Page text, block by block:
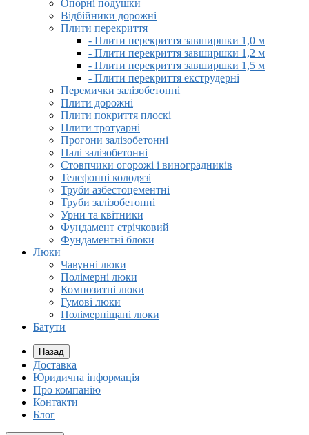
Опорні подушки
Відбійники дорожні
Плити перекриття
- Плити перекриття завширшки 1,0 м
- Плити перекриття завширшки 1,2 м
- Плити перекриття завширшки 1,5 м
- Плити перекриття екструдерні
Перемички залізобетонні
Плити дорожні
Плити покриття плоскі
Плити тротуарні
Прогони залізобетонні
Палі залізобетонні
Стовпчики огорожі і виноградників
Телефонні колодязі
Труби азбестоцементні
Труби залізобетонні
Урни та квітники
Фундамент стрічковий
Фундаментні блоки
Люки
Чавунні люки
Полімерні люки
Композитні люки
Гумові люки
Полімерпіщані люки
Батути
Назад
Доставка
Юридична інформація
Про компанію
Контакти
Блог